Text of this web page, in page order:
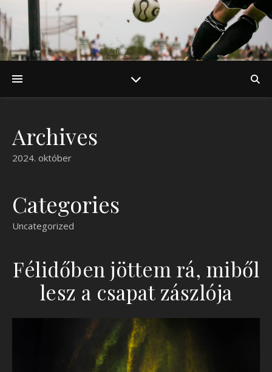
Archives
2024. október
Categories
Uncategorized
Félidőben jöttem rá, miből
lesz a csapat zászlója